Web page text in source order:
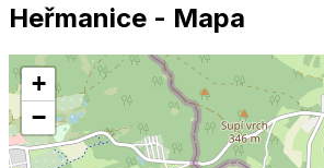
Heřmanice - Mapa
+
−